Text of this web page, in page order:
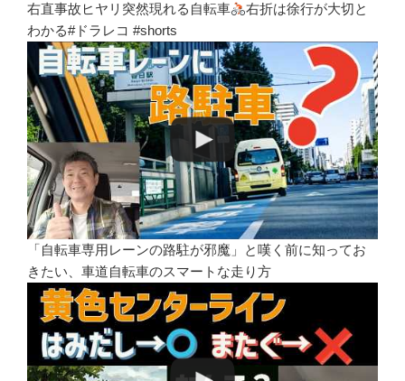
右直事故ヒヤリ突然現れる自転車
右折は徐行が大切と
わかる#ドラレコ #shorts
「自転車専用レーンの路駐が邪魔」と嘆く前に知ってお
きたい、車道自転車のスマートな走り方